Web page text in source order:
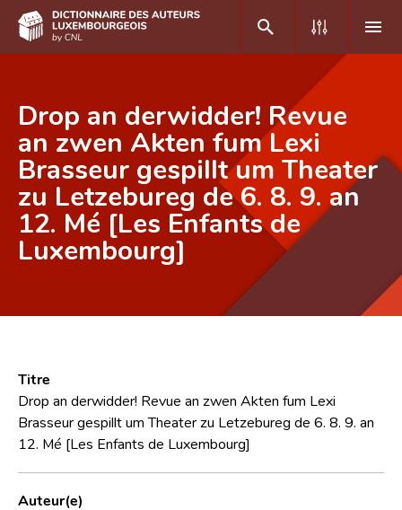
DE FR
Accueil
Auteur(e)s A-Z
Recherche avancée
CNL
Contact
Drop an derwidder! Revue
an zwen Akten fum Lexi
Brasseur gespillt um Theater
zu Letzebureg de 6. 8. 9. an
12. Mé [Les Enfants de
Luxembourg]
Titre
Drop an derwidder! Revue an zwen Akten fum Lexi
Brasseur gespillt um Theater zu Letzebureg de 6. 8. 9. an
12. Mé [Les Enfants de Luxembourg]
Auteur(e)